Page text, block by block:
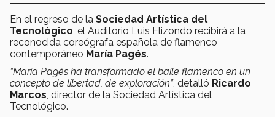
En el regreso de la Sociedad Artística del
Tecnológico , el Auditorio Luis Elizondo recibirá a la
reconocida coreógrafa española de flamenco
contemporáneo María Pagés.
“María Pagés ha transformado el baile flamenco en un
concepto de libertad, de exploración”, detalló Ricardo
Marcos , director de la Sociedad Artística del
Tecnológico.